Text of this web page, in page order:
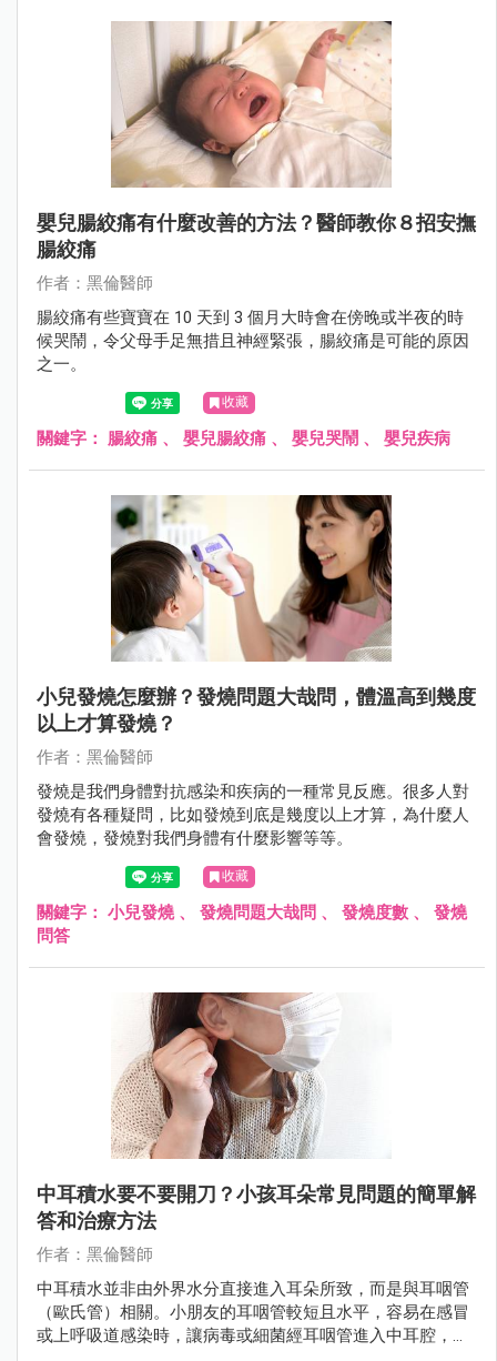
嬰兒腸絞痛有什麼改善的方法？醫師教你８招安撫
腸絞痛
作者：黑倫醫師
腸絞痛有些寶寶在 10 天到 3 個月大時會在傍晚或半夜的時
候哭鬧，令父母手足無措且神經緊張，腸絞痛是可能的原因
之一。
收藏
關鍵字： 腸絞痛 、 嬰兒腸絞痛 、 嬰兒哭鬧 、 嬰兒疾病
小兒發燒怎麼辦？發燒問題大哉問，體溫高到幾度
以上才算發燒？
作者：黑倫醫師
發燒是我們身體對抗感染和疾病的一種常見反應。很多人對
發燒有各種疑問，比如發燒到底是幾度以上才算，為什麼人
會發燒，發燒對我們身體有什麼影響等等。
收藏
關鍵字： 小兒發燒、 發燒問題大哉問 、 發燒度數 、 發燒
問答
中耳積水要不要開刀？小孩耳朵常見問題的簡單解
答和治療方法
作者：黑倫醫師
中耳積水並非由外界水分直接進入耳朵所致，而是與耳咽管
（歐氏管）相關。小朋友的耳咽管較短且水平，容易在感冒
或上呼吸道感染時，讓病毒或細菌經耳咽管進入中耳腔，導